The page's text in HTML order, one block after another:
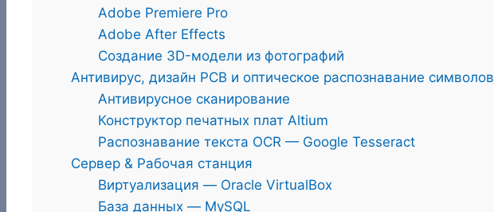
Adobe Premiere Pro
Adobe After Effects
Создание 3D-модели из фотографий
Антивирус, дизайн PCB и оптическое распознавание символов
Антивирусное сканирование
Конструктор печатных плат Altium
Распознавание текста OCR — Google Tesseract
Сервер & Рабочая станция
Виртуализация — Oracle VirtualBox
База данных — MySQL